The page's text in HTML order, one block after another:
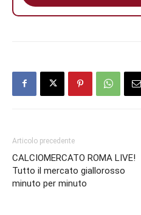
Articolo precedente
CALCIOMERCATO ROMA LIVE!
Tutto il mercato giallorosso
minuto per minuto